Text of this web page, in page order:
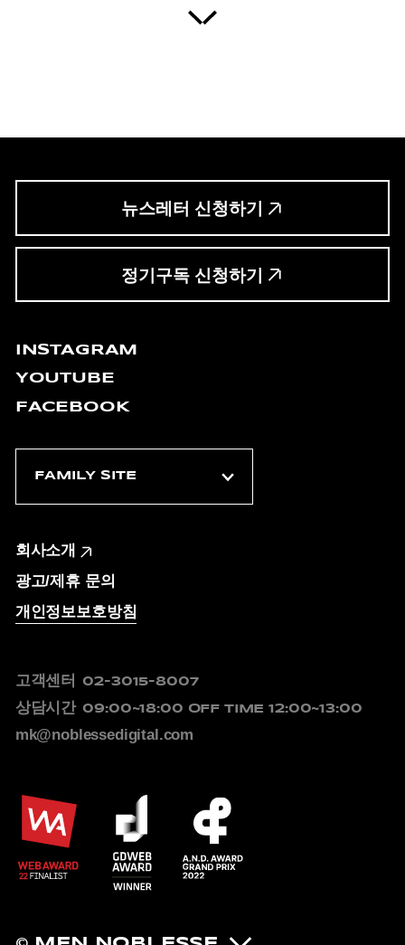
뉴스레터 신청하기
정기구독 신청하기
INSTAGRAM
YOUTUBE
FACEBOOK
회사소개
광고/제휴 문의
개인정보보호방침
고객센터 02-3015-8007
상담시간 09:00~18:00 OFF TIME 12:00~13:00
mk@noblessedigital.com